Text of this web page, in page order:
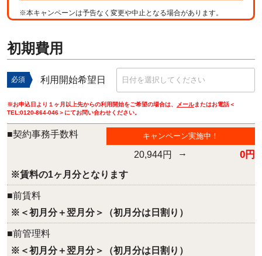
※本キャンペーンは予告なく変更や中止となる場合があります。
初期費用
必須 利用開始希望日
※お申込日より１ヶ月以上先からの利用開始をご希望の場合は、 メールまたはお電話＜
TEL:0120-864-046＞にてお問い合わせください。
■契約事務手数料 キャンペーン実施中！
20,944円 → 0円
※賃料の1ヶ月分となります
■前賃料
※＜初月分＋翌月分＞（初月分は日割り）
■前管理料
※＜初月分＋翌月分＞（初月分は日割り）